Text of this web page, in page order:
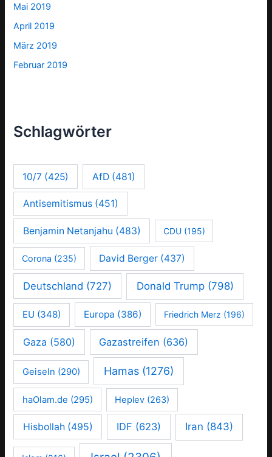
Mai 2019
April 2019
März 2019
Februar 2019
Schlagwörter
10/7 (425) AfD(481)
Antisemitismus(451)
Benjamin Netanjahu (483) CDU(195)
Corona (235) David Berger (437)
Deutschland (727) Donald Trump(798)
EU (348) Europa (386) Friedrich Merz (196)
Gaza (580) Gazastreifen (636)
Geiseln (290) Hamas (1276)
haOlam.de (295) Heplev (263)
Hisbollah(495) IDF (623) Iran (843)